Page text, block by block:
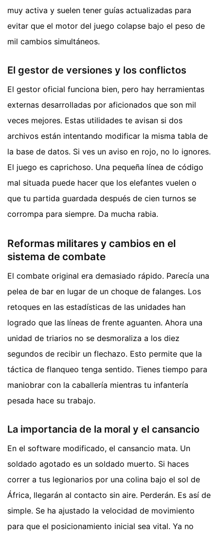
muy activa y suelen tener guías actualizadas para
evitar que el motor del juego colapse bajo el peso de
mil cambios simultáneos.
El gestor de versiones y los conflictos
El gestor oficial funciona bien, pero hay herramientas
externas desarrolladas por aficionados que son mil
veces mejores. Estas utilidades te avisan si dos
archivos están intentando modificar la misma tabla de
la base de datos. Si ves un aviso en rojo, no lo ignores.
El juego es caprichoso. Una pequeña línea de código
mal situada puede hacer que los elefantes vuelen o
que tu partida guardada después de cien turnos se
corrompa para siempre. Da mucha rabia.
Reformas militares y cambios en el
sistema de combate
El combate original era demasiado rápido. Parecía una
pelea de bar en lugar de un choque de falanges. Los
retoques en las estadísticas de las unidades han
logrado que las líneas de frente aguanten. Ahora una
unidad de triarios no se desmoraliza a los diez
segundos de recibir un flechazo. Esto permite que la
táctica de flanqueo tenga sentido. Tienes tiempo para
maniobrar con la caballería mientras tu infantería
pesada hace su trabajo.
La importancia de la moral y el cansancio
En el software modificado, el cansancio mata. Un
soldado agotado es un soldado muerto. Si haces
correr a tus legionarios por una colina bajo el sol de
África, llegarán al contacto sin aire. Perderán. Es así de
simple. Se ha ajustado la velocidad de movimiento
para que el posicionamiento inicial sea vital. Ya no